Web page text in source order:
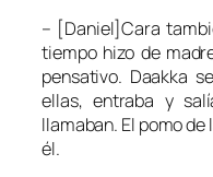
– [Daniel]Cara
tiempo hizo de
pensativo. Daakka
ellas, entraba y
llamaban. El pomo
él.